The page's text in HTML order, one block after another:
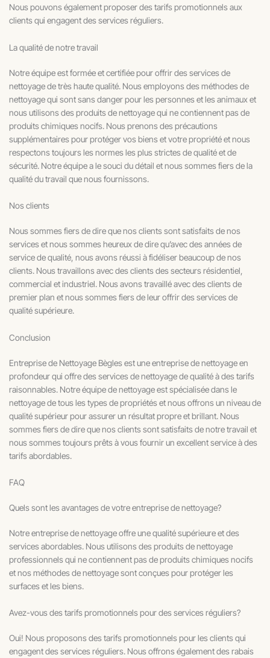
Nous pouvons également proposer des tarifs promotionnels aux
clients qui engagent des services réguliers.
La qualité de notre travail
Notre équipe est formée et certifiée pour offrir des services de
nettoyage de très haute qualité. Nous employons des méthodes de
nettoyage qui sont sans danger pour les personnes et les animaux et
nous utilisons des produits de nettoyage qui ne contiennent pas de
produits chimiques nocifs. Nous prenons des précautions
supplémentaires pour protéger vos biens et votre propriété et nous
respectons toujours les normes les plus strictes de qualité et de
sécurité. Notre équipe a le souci du détail et nous sommes fiers de la
qualité du travail que nous fournissons.
Nos clients
Nous sommes fiers de dire que nos clients sont satisfaits de nos
services et nous sommes heureux de dire qu’avec des années de
service de qualité, nous avons réussi à fidéliser beaucoup de nos
clients. Nous travaillons avec des clients des secteurs résidentiel,
commercial et industriel. Nous avons travaillé avec des clients de
premier plan et nous sommes fiers de leur offrir des services de
qualité supérieure.
Conclusion
Entreprise de Nettoyage Bègles est une entreprise de nettoyage en
profondeur qui offre des services de nettoyage de qualité à des tarifs
raisonnables. Notre équipe de nettoyage est spécialisée dans le
nettoyage de tous les types de propriétés et nous offrons un niveau de
qualité supérieur pour assurer un résultat propre et brillant. Nous
sommes fiers de dire que nos clients sont satisfaits de notre travail et
nous sommes toujours prêts à vous fournir un excellent service à des
tarifs abordables.
FAQ
Quels sont les avantages de votre entreprise de nettoyage?
Notre entreprise de nettoyage offre une qualité supérieure et des
services abordables. Nous utilisons des produits de nettoyage
professionnels qui ne contiennent pas de produits chimiques nocifs
et nos méthodes de nettoyage sont conçues pour protéger les
surfaces et les biens.
Avez-vous des tarifs promotionnels pour des services réguliers?
Oui! Nous proposons des tarifs promotionnels pour les clients qui
engagent des services réguliers. Nous offrons également des rabais